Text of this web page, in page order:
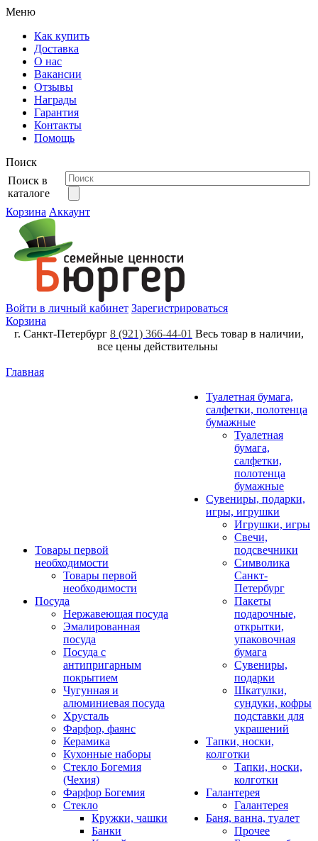
Меню
Как купить
Доставка
О нас
Вакансии
Отзывы
Награды
Гарантия
Контакты
Помощь
Поиск
Поиск в
каталоге
Корзина Аккаунт
Войти в личный кабинет Зарегистрироваться
Корзина
г. Санкт-Петербург 8 (921) 366-44-01 Весь товар в наличии,
все цены действительны
Главная
Товары первой
необходимости
Товары первой
необходимости
Посуда
Нержавеющая посуда
Эмалированная
посуда
Посуда с
антипригарным
покрытием
Чугунная и
алюминиевая посуда
Хрусталь
Фарфор, фаянс
Керамика
Кухонные наборы
Стекло Богемия
(Чехия)
Фарфор Богемия
Стекло
Кружки, чашки
Банки
Туалетная бумага,
салфетки, полотенца
бумажные
Туалетная
бумага,
салфетки,
полотенца
бумажные
Сувениры, подарки,
игры, игрушки
Игрушки, игры
Свечи,
подсвечники
Символика
Санкт-
Петербург
Пакеты
подарочные,
открытки,
упаковочная
бумага
Сувениры,
подарки
Шкатулки,
сундуки, кофры
подставки для
украшений
Тапки, носки,
колготки
Тапки, носки,
колготки
Галантерея
Галантерея
Баня, ванна, туалет
Прочее